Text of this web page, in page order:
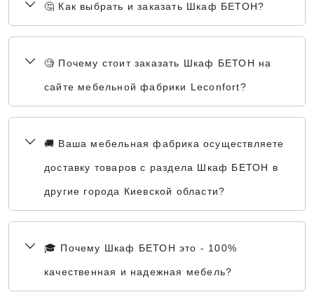
🤔 Как выбрать и заказать Шкаф БЕТОН?
🧐 Почему стоит заказать Шкаф БЕТОН на
сайте мебельной фабрики Leconfort?
🚚 Ваша мебельная фабрика осуществляете
доставку товаров с раздела Шкаф БЕТОН в
другие города Киевской области?
🎓 Почему Шкаф БЕТОН это - 100%
качественная и надежная мебель?